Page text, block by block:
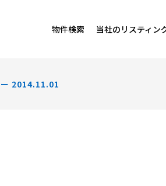
物件検索 当社のリスティン
2014.11.01